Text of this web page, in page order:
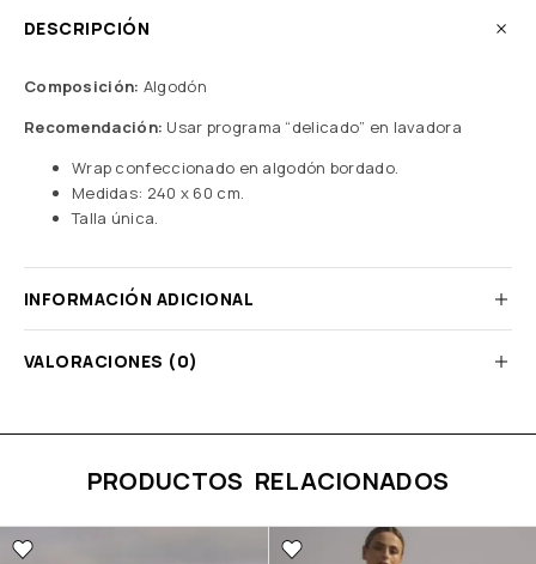
DESCRIPCIÓN
Composición: Algodón
Recomendación: Usar programa “delicado” en lavadora
Wrap confeccionado en algodón bordado.
Medidas: 240 x 60 cm.
Talla única.
INFORMACIÓN ADICIONAL
VALORACIONES (0)
PRODUCTOS RELACIONADOS